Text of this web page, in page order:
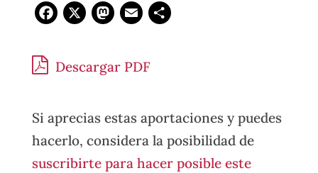
Facebook
X Mastodon
Email
Descargar PDF
Si aprecias estas aportaciones y puedes
hacerlo, considera la posibilidad de
suscribirte para hacer posible este